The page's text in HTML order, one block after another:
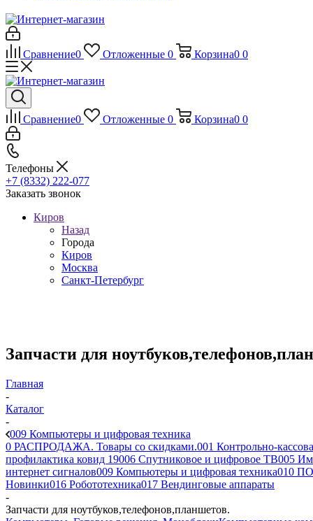
Сравнение0 Отложенные 0 Корзина0 0
Сравнение0 Отложенные 0 Корзина0 0
Телефоны
+7 (8332) 222-077
Заказать звонок
Киров
Назад
Города
Киров
Москва
Санкт-Петербург
Запчасти для
Главная
-
Каталог
-
009 Компьютеры и цифровая техника
0 РАСПРОДАЖА. Товары со скидками.001 Контрольно-
профилактика ковид 19006 Спутниковое и цифровое ТВ005
интернет сигналов009 Компьютеры и цифровая техника010 ПО
Новинки016 Робототехника017 Вендинговые аппараты
-
Запчасти для ноутбуков,телефонов,планшетов.